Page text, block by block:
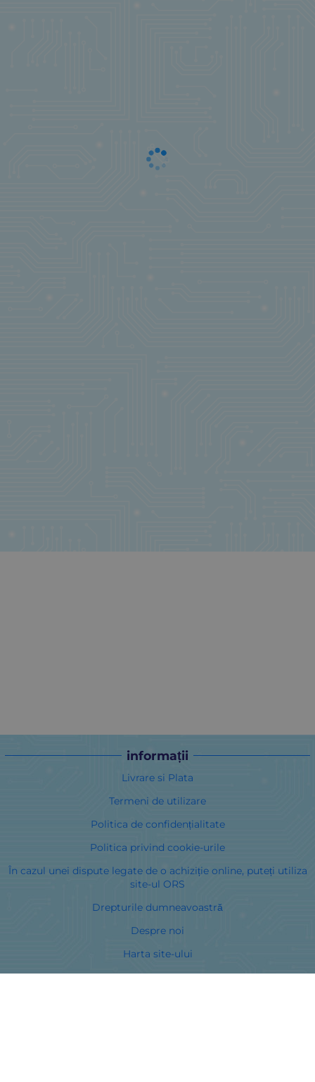
informații
Livrare si Plata
Termeni de utilizare
Politica de confidențialitate
Politica privind cookie-urile
În cazul unei dispute legate de o achiziție online, puteți utiliza
site-ul ORS
Drepturile dumneavoastră
Despre noi
Harta site-ului
Contacte